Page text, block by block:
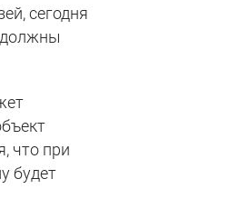
сегодня
должны
что при
будет